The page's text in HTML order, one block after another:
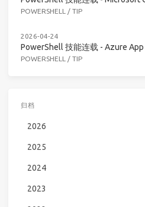
POWERSHELL / TIP
2026-04-24
PowerShell 技能连载 - Azure
POWERSHELL / TIP
归档
2026
2025
2024
2023